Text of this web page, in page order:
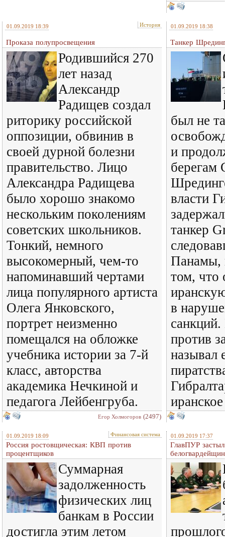
01.09.2019 18:39 История
Проказа полупросвещения
Родившийся 270
лет назад
Александр
Радищев создал
риторику российской
оппозиции, обвинив в
своей дурной болезни
правительство. Лицо
Александра Радищева
было хорошо знакомо
нескольким поколениям
советских школьников.
Тонкий, немного
высокомерный, чем-то
напоминавший чертами
лица популярного артиста
Олега Янковского,
портрет неизменно
помещался на обложке
учебника истории за 7-й
класс, авторства
академика Нечкиной и
педагога Лейбенгруба.
Eгор Холмогоров (2497)
01.09.2019 18:38
Танкер
был не
и
берегам
власти
танкер
Панамы,
том, что
в
против
называл
01.09.2019 18:09 Финансовая система
Россия ростовщическая: КВП против
процентщиков
Суммарная
задолженность
физических лиц
банкам в России
достигла этим летом
01.09.2019 17:37
ГлавПУР